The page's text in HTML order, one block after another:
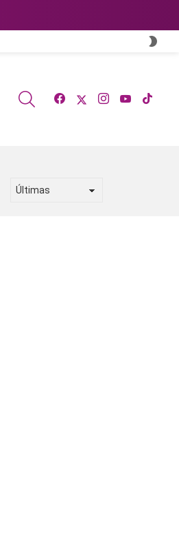
SEARCH facebooktwitterinstagramyoutube